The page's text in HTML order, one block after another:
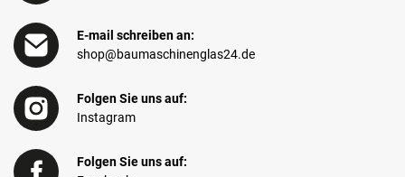
E-mail schreiben an:
shop@baumaschinenglas24.de
Folgen Sie uns auf:
Instagram
Folgen Sie uns auf: